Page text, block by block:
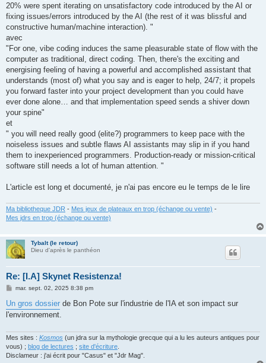
20% were spent iterating on unsatisfactory code introduced by the AI or
fixing issues/errors introduced by the AI (the rest of it was blissful and
constructive human/machine interaction). "
avec
"For one, vibe coding induces the same pleasurable state of flow with the
computer as traditional, direct coding. Then, there's the exciting and
energising feeling of having a powerful and accomplished assistant that
understands (most of) what you say and is eager to help, 24/7; it propels
you forward faster into your project development than you could have
ever done alone… and that implementation speed sends a shiver down
your spine"
et
" you will need really good (elite?) programmers to keep pace with the
noiseless issues and subtle flaws AI assistants may slip in if you hand
them to inexperienced programmers. Production-ready or mission-critical
software still needs a lot of human attention. "
L'article est long et documenté, je n'ai pas encore eu le temps de le lire
Ma bibliotheque JDR - Mes jeux de plateaux en trop (échange ou vente) -
Mes jdrs en trop (échange ou vente)
Tybalt (le retour)
Dieu d'après le panthéon
Re: [I.A] Skynet Resistenza!
M
s
s
a
mar. sept. 02, 2025 8:38 pm
Un gros dossier de Bon Pote sur l'industrie de l'IA et son impact sur
l'environnement.
Mes sites : Kosmos (un jdra sur la mythologie grecque qui a lu les auteurs antiques pour
vous) ; blog de lectures ; site d'écriture
Disclameur : j'ai écrit pour "Casus" et "Jdr Mag".